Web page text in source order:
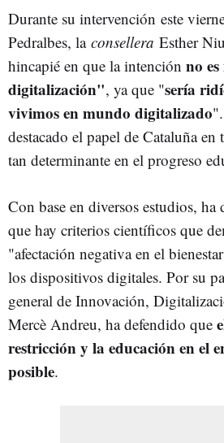
Durante su intervención este
Pedralbes, la consellera Esther
hincapié en que la intención no
digitalización", ya que "sería
vivimos en mundo digitalizado
destacado el papel de Cataluña
tan determinante en el progreso
Con base en diversos estudios, ha
que hay criterios científicos que
"afectación negativa en el
los dispositivos digitales. Por su
general de Innovación,
Mercè Andreu, ha defendido que
restricción y la educación en el
posible.